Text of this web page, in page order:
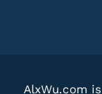
AlxWu.com